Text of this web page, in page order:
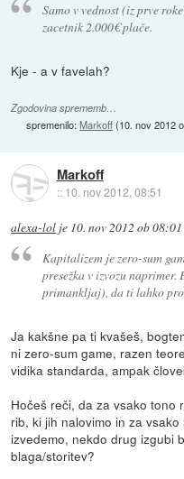
Samo v vednost (iz prve
zacetnik 2.000€ plače.
Kje - a v favelah?
Zgodovina sprememb…
spremenilo:Markoff(10. nov 2012
Markoff
:: 10. nov 2012, 08:51
alexa-lol je 10. nov 2012 ob 08:01
Kapitalizem je zero-sum
presežka v izvozu
primankljaj), da ti lahko
Ja kakšne pa ti kvašeš,
ni zero-sum game, razen
vidika standarda, ampak
Hočeš reči, da za vsako tono
rib, ki jih nalovimo in za
izvedemo, nekdo drug izgubi
blaga/storitev?